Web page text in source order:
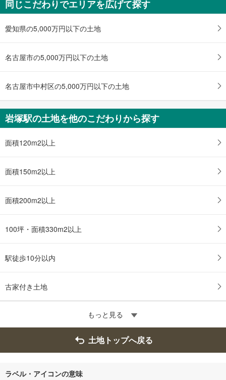
名古屋市中村区稲上町1丁目
2,880万円
3LDK
土地面積 59.5m
同じこだわりでエリアを広げて探す
愛知県の5,000万円以下の土地
名古屋市の5,000万円以下の土地
名古屋市中村区の5,000万円以下の土地
岩塚駅の土地を他のこだわりから探す
面積120m2以上
面積150m2以上
面積200m2以上
100坪・面積330m2以上
駅徒歩10分以内
古家付き土地
もっと見る
土地トップへ戻る
ラベル・アイコンの意味